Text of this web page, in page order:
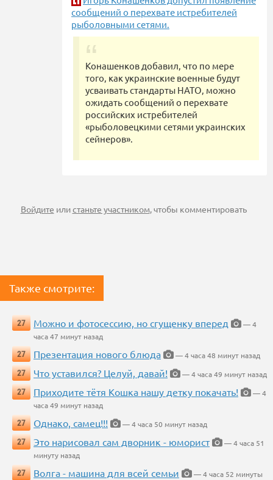
сообщений о перехвате истребителей
рыболовными сетями.
Конашенков добавил, что по мере
того, как украинские военные будут
усваивать стандарты НАТО, можно
ожидать сообщений о перехвате
российских истребителей
«рыболовецкими сетями украинских
сейнеров».
Войдите илистаньте участником, чтобы комментировать
Также смотрите:
27 Можно и фотосессию, но сгущенку вперед
— 4
часа 47 минут назад
27
Презентация нового блюда
— 4 часа 48 минут назад
27
Что уставился? Целуй, давай!
— 4 часа 49 минут назад
27
Приходите тётя Кошка нашу детку покачать!
— 4
часа 49 минут назад
27
Однако, самец!!!
— 4 часа 50 минут назад
27
Это нарисовал сам дворник - юморист
— 4 часа 51
минуту назад
27
Волга - машина для всей семьи
— 4 часа 52 минуты